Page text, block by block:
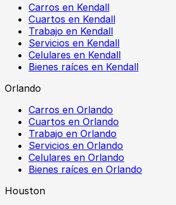
Carros en Kendall
Cuartos en Kendall
Trabajo en Kendall
Servicios en Kendall
Celulares en Kendall
Bienes raíces en Kendall
Orlando
Carros en Orlando
Cuartos en Orlando
Trabajo en Orlando
Servicios en Orlando
Celulares en Orlando
Bienes raíces en Orlando
Houston